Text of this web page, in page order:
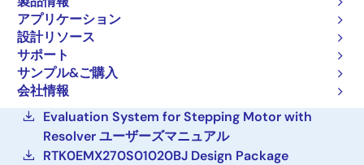
アプリケーション
設計リソース
サポート
サンプル&ご購入
会社情報
MOTOR-RSSK-STEPPER
ご購入
Evaluation System for Stepping Motor with
Resolver ユーザーズマニュアル
RTK0EMX270S01020BJ Design Package